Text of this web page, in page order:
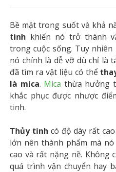
Bề mặt trong suốt và khả
tinh khiến nó trở thành
trong cuộc sống. Tuy
nó chính là dễ vỡ dù chỉ là
đã tìm ra vật liệu có thể
là mica. Mica thừa hưởng
khắc phục được nhược
tinh.
Thủy tinh có độ dày rất
lớn nên thành phẩm mà
cao và rất nặng nề. Không
quá trình vận chuyển hay